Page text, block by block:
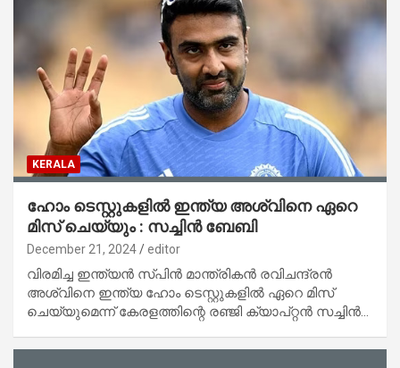
KERALA
ഹോം ടെസ്റ്റുകളിൽ ഇന്ത്യ അശ്വിനെ ഏറെ
മിസ് ചെയ്യും : സച്ചിൻ ബേബി
December 21, 2024 editor
വിരമിച്ച ഇന്ത്യൻ സ്പിൻ മാന്ത്രികൻ രവിചന്ദ്രൻ
അശ്വിനെ ഇന്ത്യ ഹോം ടെസ്റ്റുകളിൽ ഏറെ മിസ്
ചെയ്യുമെന്ന് കേരളത്തിന്റെ രഞ്ജി ക്യാപ്റ്റൻ സച്ചിൻ…